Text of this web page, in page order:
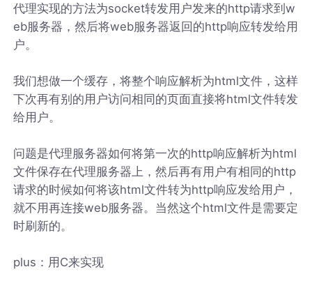
代理实现的方法为socket转发用户发来的http请求到w
eb服务器，然后将web服务器返回的http响应转发给用
户。
我们想做一个缓存，将整个响应解析为html文件，这样
下次再有别的用户访问相同的页面直接将html文件转发
给用户。
问题是代理服务器如何将第一次的http响应解析为html
文件保存在代理服务器上，然后再有用户有相同的http
请求的时候如何将该html文件转为http响应发给用户，
就不用再连接web服务器。当然这个html文件是需要定
时刷新的。
plus：用C来实现